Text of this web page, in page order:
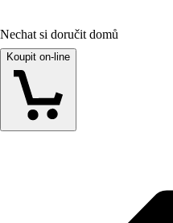
Nechat si doručit domů
Koupit on-line